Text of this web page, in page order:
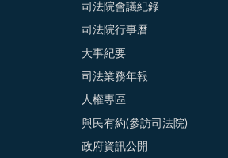
司法院會議紀錄
司法院行事曆
大事紀要
司法業務年報
人權專區
與民有約(參訪司法院)
政府資訊公開